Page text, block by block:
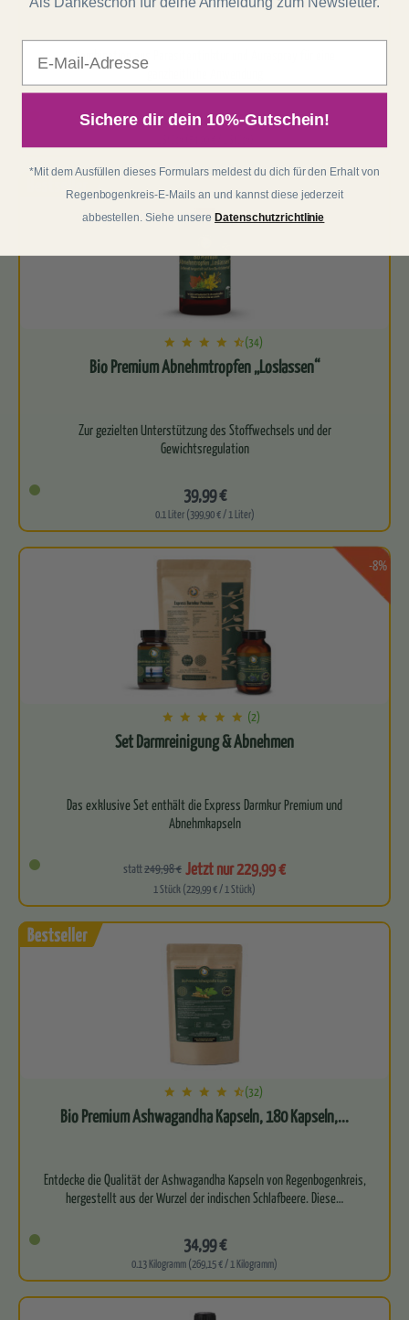
Kombination aus Parasitentinktur und Auraspray für eine
ganzheitliche Anwendung
Befreit deinen Körper auf allen Ebenen
Begl…
statt69,98 € Jetzt nur 54,99 €
(34)
Bio Premium Abnehmtropfen „Loslassen“
Zur gezielten Unterstützung des Stoffwechsels und der
Gewichtsregulation
39,99 €
0.1 Liter (399,90 € / 1 Liter)
-8%
(2)
Set Darmreinigung & Abnehmen
Das exklusive Set enthält die Express Darmkur Premium und
Abnehmkapseln
Perfekt abgestimmtes Duo für 4-Tage-Expressreinigung…
statt249,98 € Jetzt nur 229,99 €
1 Stück (229,99 € / 1 Stück)
(32)
Bio Premium Ashwagandha Kapseln, 180 Kapseln,...
Entdecke die Qualität der Ashwagandha Kapseln von Regenbogenkreis,
34,99 €
0.13 Kilogramm (269,15 € / 1 Kilogramm)
Sichere dir dein 10%-Gutschein!
*Mit dem Ausfüllen dieses Formulars meldest du dich für den Erhalt von
Regenbogenkreis-E-Mails an und kannst diese jederzeit
abbestellen. Siehe unsere Datenschutzrichtlinie